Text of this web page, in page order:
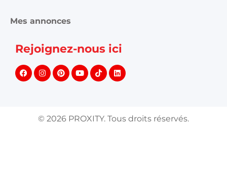
Mes annonces
Rejoignez-nous ici
© 2026 PROXITY. Tous droits réservés.